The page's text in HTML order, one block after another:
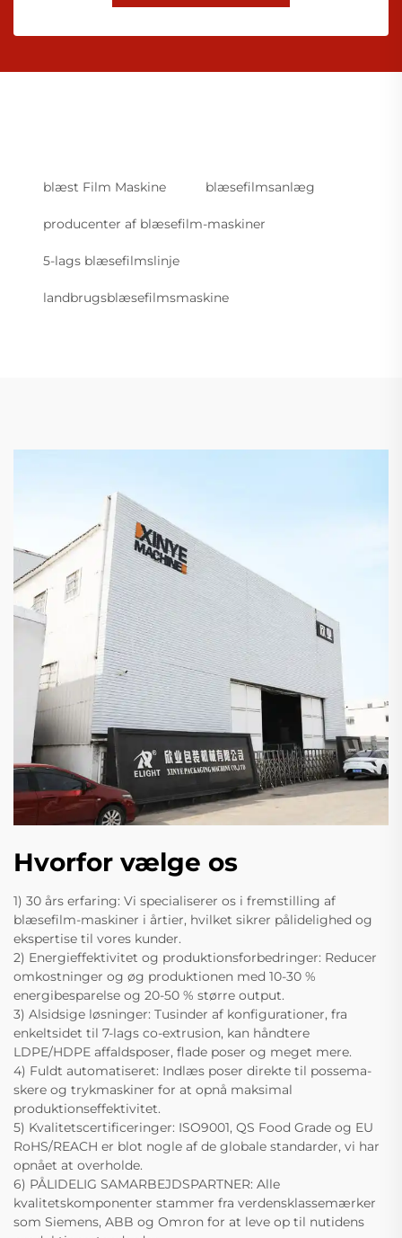
blæst Film Maskine blæsefilmsanlæg
producenter af blæsefilm-maskiner
5-lags blæsefilmslinje
landbrugsblæsefilmsmaskine
Hvorfor vælge os
1) 30 års erfaring: Vi specialiserer os i fremstilling af
blæsefilm-maskiner i årtier, hvilket sikrer pålidelighed og
ekspertise til vores kunder.
2) Energieffektivitet og produktionsforbedringer: Reducer
omkostninger og øg produktionen med 10-30 %
energibesparelse og 20-50 % større output.
3) Alsidsige løsninger: Tusinder af konfigurationer, fra
enkeltsidet til 7-lags co-extrusion, kan håndtere
LDPE/HDPE affaldsposer, flade poser og meget mere.
4) Fuldt automatiseret: Indlæs poser direkte til possema-
skere og trykmaskiner for at opnå maksimal
produktionseffektivitet.
5) Kvalitetscertificeringer: ISO9001, QS Food Grade og EU
RoHS/REACH er blot nogle af de globale standarder, vi har
opnået at overholde.
6) PÅLIDELIG SAMARBEJDSPARTNER: Alle
kvalitetskomponenter stammer fra verdensklassemærker
som Siemens, ABB og Omron for at leve op til nutidens